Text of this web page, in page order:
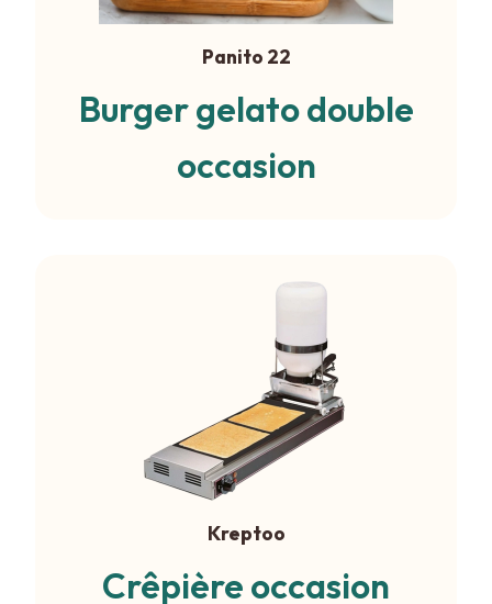
Panito 22
Burger gelato double
occasion
Kreptoo
Crêpière occasion